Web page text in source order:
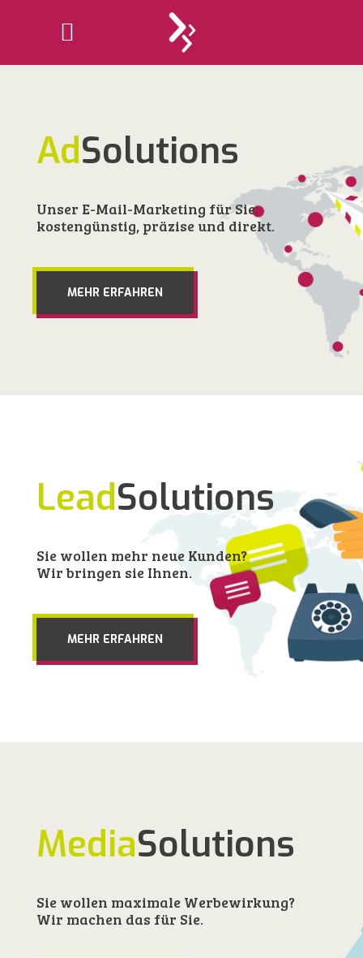
AdSolutions
Unser E-Mail-Marketing für Sie:
kostengünstig, präzise und direkt.
MEHR ERFAHREN
LeadSolutions
Sie wollen mehr neue Kunden?
Wir bringen sie Ihnen.
MEHR ERFAHREN
MediaSolutions
Sie wollen maximale Werbewirkung?
Wir machen das für Sie.